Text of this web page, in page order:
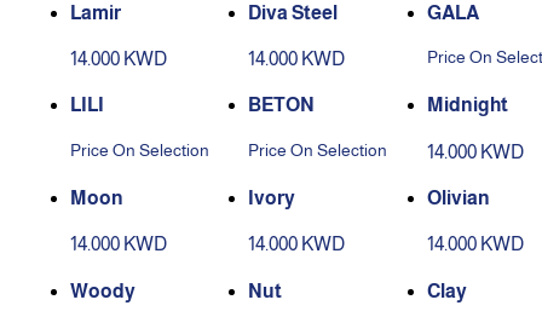
Lamir
14.000 KWD
Diva Steel
14.000 KWD
GALA
Price On
LILI
Price On Selection
BETON
Price On Selection
Midnight
14.000 KWD
Moon
14.000 KWD
Ivory
14.000 KWD
Olivian
14.000 KWD
Woody Nut Clay